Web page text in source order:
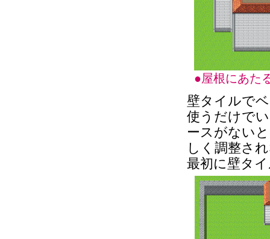
●屋根にあた
壁タイルで
使うだけで
ースがない
しく調整さ
最初に壁タ